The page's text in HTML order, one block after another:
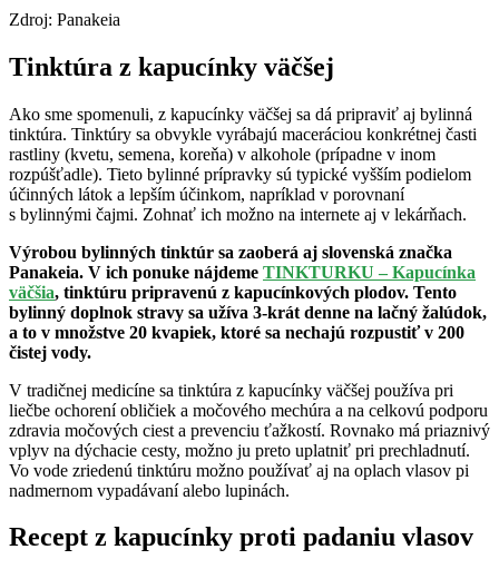
Zdroj: Panakeia
Tinktúra z kapucínky väčšej
Ako sme spomenuli, z kapucínky väčšej sa dá pripraviť aj bylinná
tinktúra. Tinktúry sa obvykle vyrábajú maceráciou konkrétnej časti
rastliny (kvetu, semena, koreňa) v alkohole (prípadne v inom
rozpúšťadle). Tieto bylinné prípravky sú typické vyšším podielom
účinných látok a lepším účinkom, napríklad v porovnaní
s bylinnými čajmi. Zohnať ich možno na internete aj v lekárňach.
Výrobou bylinných tinktúr sa zaoberá aj slovenská značka
Panakeia. V ich ponuke nájdeme TINKTURKU – Kapucínka
väčšia, tinktúru pripravenú z kapucínkových plodov. Tento
bylinný doplnok stravy sa užíva 3-krát denne na lačný žalúdok,
a to v množstve 20 kvapiek, ktoré sa nechajú rozpustiť v 200
čistej vody.
V tradičnej medicíne sa tinktúra z kapucínky väčšej používa pri
liečbe ochorení obličiek a močového mechúra a na celkovú podporu
zdravia močových ciest a prevenciu ťažkostí. Rovnako má priaznivý
vplyv na dýchacie cesty, možno ju preto uplatniť pri prechladnutí.
Vo vode zriedenú tinktúru možno používať aj na oplach vlasov pi
nadmernom vypadávaní alebo lupinách.
Recept z kapucínky proti padaniu vlasov